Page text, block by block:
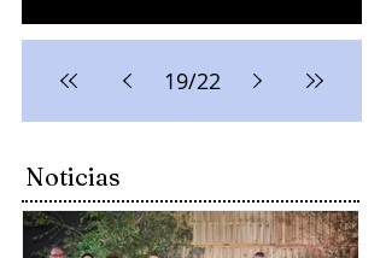
Capitanía 2018
19/22
Noticias